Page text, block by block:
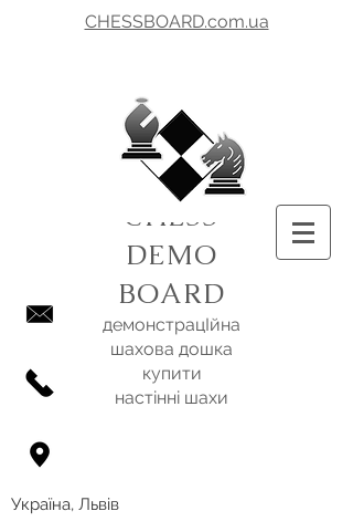
CHESSBOARD.com.ua
CHESS
DEMO
BOARD
демонстрацІйна
шахова дошка
купити
настінні шахи
Україна, Львів